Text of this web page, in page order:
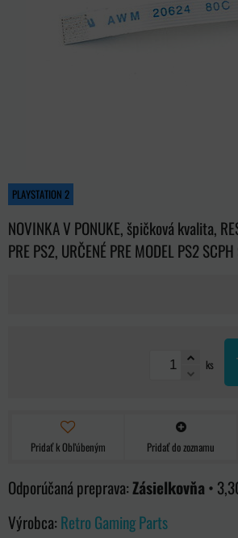
PLAYSTATION 2
NOVINKA V PONUKE, špičková kvalita,
PRE PS2, URČENÉ PRE MODEL PS2
ks
Pridať k Obľúbeným Pridať do zoznamu
Zásielkovňa •
Výrobca: Retro Gaming Parts